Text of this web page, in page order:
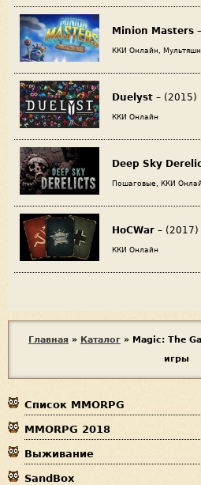
Minion Masters
ККИ Онлайн,
Duelyst – (2015)
ККИ Онлайн
Deep Sky
Пошаговые, ККИ
HoCWar – (2017)
ККИ Онлайн
д
Главная » Каталог » Magic: The
игры
Список MMORPG
MMORPG 2018
Выживание
SandBox